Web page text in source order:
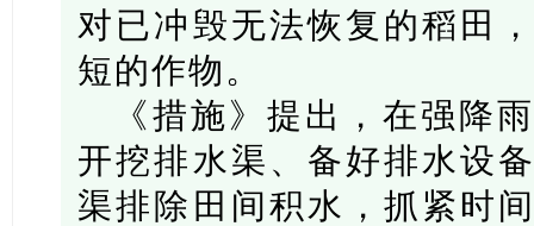
对已冲毁无法恢复的稻田
短的作物。
《措施》提出，在强降
开挖排水渠、备好排水设
渠排除田间积水，抓紧时